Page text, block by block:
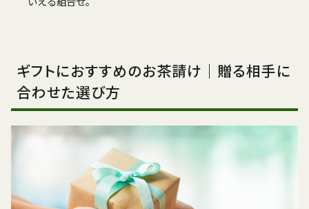
ギフトにおすすめのお茶請け｜贈る相手に
合わせた選び方